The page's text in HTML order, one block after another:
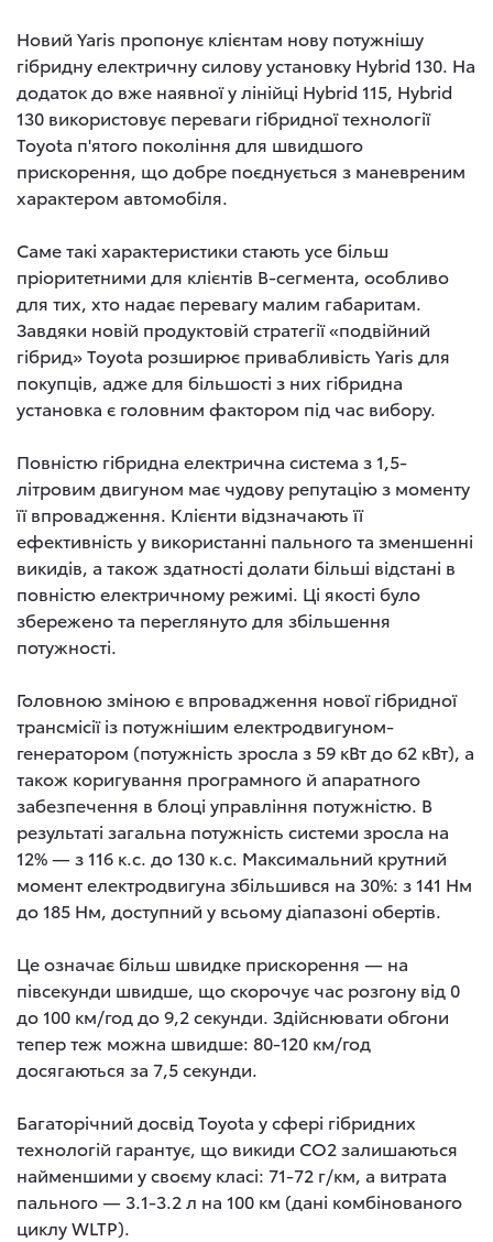
Новий Yaris пропонує клієнтам нову потужнішу
гібридну електричну силову установку Hybrid 130. На
додаток до вже наявної у лінійці Hybrid 115, Hybrid
130 використовує переваги гібридної технології
Toyota п'ятого покоління для швидшого
прискорення, що добре поєднується з маневреним
характером автомобіля.
Саме такі характеристики стають усе більш
пріоритетними для клієнтів В-сегмента, особливо
для тих, хто надає перевагу малим габаритам.
Завдяки новій продуктовій стратегії «подвійний
гібрид» Toyota розширює привабливість Yaris для
покупців, адже для більшості з них гібридна
установка є головним фактором під час вибору.
Повністю гібридна електрична система з 1,5-
літровим двигуном має чудову репутацію з моменту
її впровадження. Клієнти відзначають її
ефективність у використанні пального та зменшенні
викидів, а також здатності долати більші відстані в
повністю електричному режимі. Ці якості було
збережено та переглянуто для збільшення
потужності.
Головною зміною є впровадження нової гібридної
трансмісії із потужнішим електродвигуном-
генератором (потужність зросла з 59 кВт до 62 кВт), а
також коригування програмного й апаратного
забезпечення в блоці управління потужністю. В
результаті загальна потужність системи зросла на
12% — з 116 к.с. до 130 к.с. Максимальний крутний
момент електродвигуна збільшився на 30%: з 141 Нм
до 185 Нм, доступний у всьому діапазоні обертів.
Це означає більш швидке прискорення — на
півсекунди швидше, що скорочує час розгону від 0
до 100 км/год до 9,2 секунди. Здійснювати обгони
тепер теж можна швидше: 80-120 км/год
досягаються за 7,5 секунди.
Багаторічний досвід Toyota у сфері гібридних
технологій гарантує, що викиди CO2 залишаються
найменшими у своєму класі: 71-72 г/км, а витрата
пального — 3.1-3.2 л на 100 км (дані комбінованого
циклу WLTP).